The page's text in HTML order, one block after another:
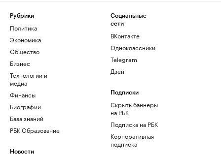
Рубрики
Политика
Экономика
Общество
Бизнес
Технологии и
медиа
Финансы
Биографии
База знаний
РБК Образование
Новости
Социальные
сети
ВКонтакте
Одноклассники
Telegram
Дзен
Подписки
Скрыть баннеры
на РБК
Подписка на РБК
Корпоративная
подписка